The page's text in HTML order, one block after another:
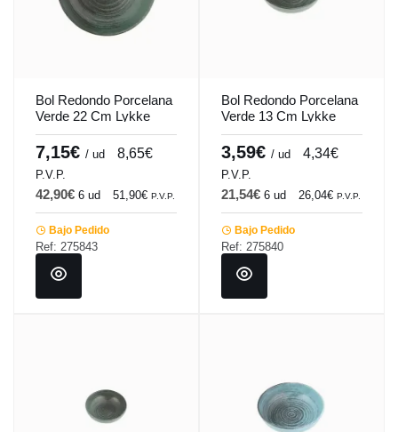
Bol Redondo Porcelana
Verde 22 Cm Lykke
Porland
7,15€ / ud 8,65€
P.V.P.
42,90€ 6 ud 51,90€ P.V.P.
Bajo Pedido
Ref: 275843
Bol Redondo Porcelana
Verde 13 Cm Lykke
Porland
3,59€ / ud 4,34€
P.V.P.
21,54€ 6 ud 26,04€ P.V.P.
Bajo Pedido
Ref: 275840